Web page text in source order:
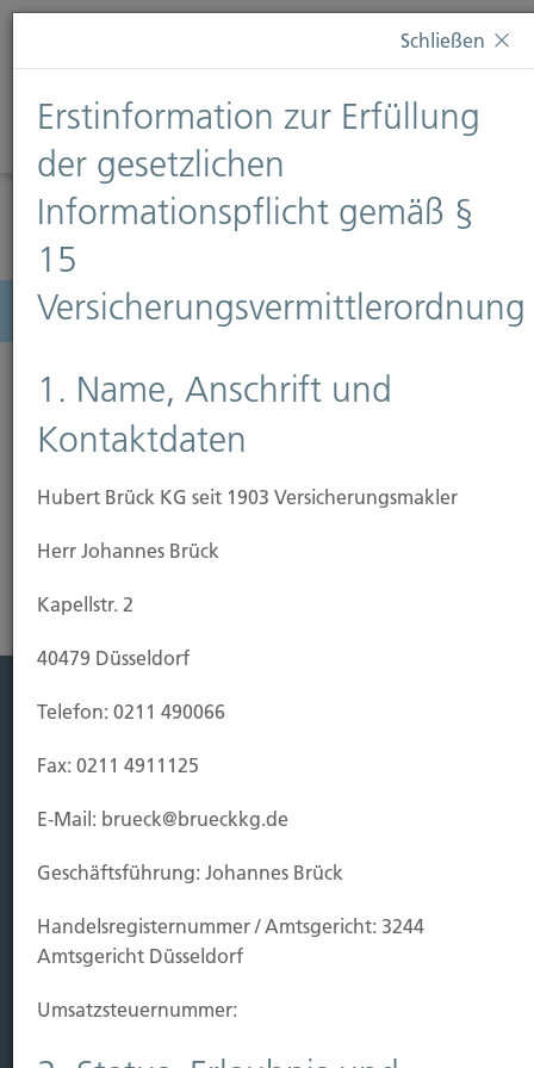
Diese Webseite verwendet Cookies. Wenn Sie weiterhin
Informationen finden Sie auf unserer SeiteDatenschutz
Diese Nachricht nicht erneut anzeigen
Menü
Leben
Vorsorgen
Kauf Grundstück
Baubeginn
Schaden
Schließen
Erstinformation zur Erfüllung
der gesetzlichen
Informationspflicht gemäß §
15
Versicherungsvermittlerordnung
1. Name, Anschrift und
Kontaktdaten
Hubert Brück KG seit 1903 Versicherungsmakler
Herr Johannes Brück
Kapellstr. 2
40479 Düsseldorf
Telefon: 0211 490066
Fax: 0211 4911125
E-Mail: brueck@brueckkg.de
Geschäftsführung: Johannes Brück
Handels­registernummer / Amtsgericht: 3244
Amtsgericht Düsseldorf
Umsatzsteuer­nummer: